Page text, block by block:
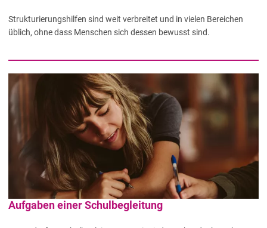
Strukturierungshilfen sind weit verbreitet und in vielen Bereichen
üblich, ohne dass Menschen sich dessen bewusst sind.
Aufgaben einer Schulbegleitung